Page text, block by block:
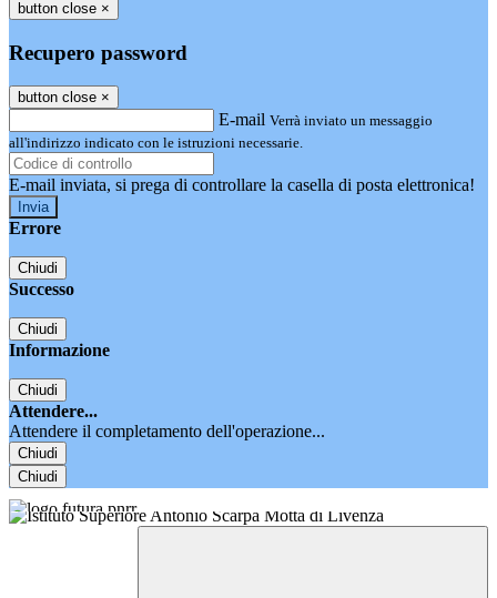
button close ×
Recupero password
button close ×
E-mail Verrà inviato un messaggio
all'indirizzo indicato con le istruzioni necessarie.
E-mail inviata, si prega di controllare la casella di posta elettronica!
Errore
Chiudi
Successo
Chiudi
Informazione
Chiudi
Attendere...
Attendere il completamento dell'operazione...
Chiudi
Chiudi